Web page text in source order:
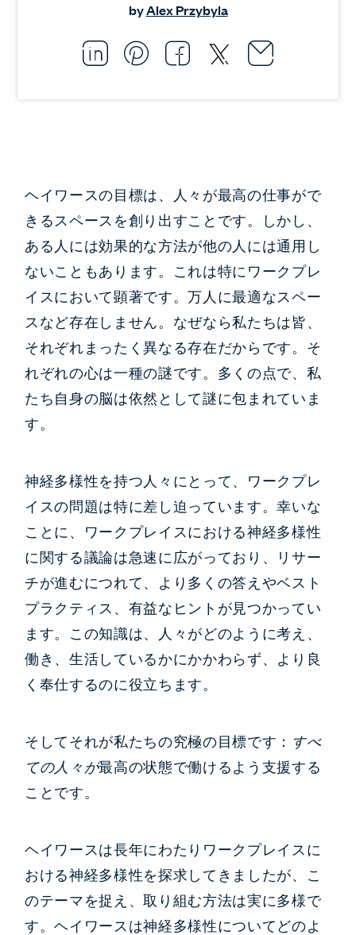
byAlex Przybyla
Share this article on
Opens in a new
Pin this article on
Opens in a new
Share this
Opens in a
Share this
Opens in
Email
Opens
ヘイワースの目標は、人々が最高の仕事がで
きるスペースを創り出すことです。しかし、
ある人には効果的な方法が他の人には通用し
ないこともあります。これは特にワークプレ
イスにおいて顕著です。万人に最適なスペー
スなど存在しません。なぜなら私たちは皆、
それぞれまったく異なる存在だからです。そ
れぞれの心は一種の謎です。多くの点で、私
たち自身の脳は依然として謎に包まれていま
す。
神経多様性を持つ人々にとって、ワークプレ
イスの問題は特に差し迫っています。幸いな
ことに、ワークプレイスにおける神経多様性
に関する議論は急速に広がっており、リサー
チが進むにつれて、より多くの答えやベスト
プラクティス、有益なヒントが見つかってい
ます。この知識は、人々がどのように考え、
働き、生活しているかにかかわらず、より良
く奉仕するのに役立ちます。
そしてそれが私たちの究極の目標です： すべ
ての人々が最高の状態で働けるよう支援する
ことです。
ヘイワースは長年にわたりワークプレイスに
おける神経多様性を探求してきましたが、こ
のテーマを捉え、取り組む方法は実に多様で
す。ヘイワースは神経多様性についてどのよ